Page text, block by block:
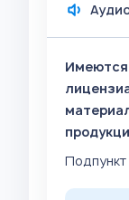
Имеются
Подпункт